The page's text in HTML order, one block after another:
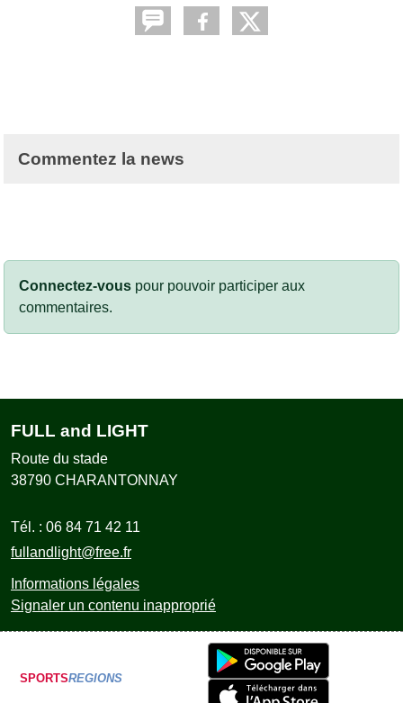
Commentez la news
Connectez-vous pour pouvoir participer aux
commentaires.
FULL and LIGHT
Route du stade
38790 CHARANTONNAY
Tél. : 06 84 71 42 11
fullandlight@free.fr
Informations légales
Signaler un contenu inapproprié
SPORTSREGIONS